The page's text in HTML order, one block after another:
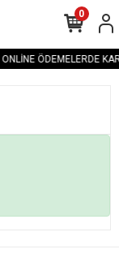
ONLİNE ÖDEMELERDE
0